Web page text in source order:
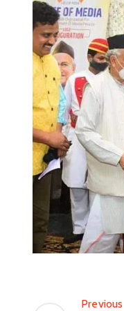
Previous